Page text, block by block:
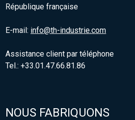
République française
E-mail: info@th-industrie.com
Assistance client par téléphone
Tel.: +33.01.47.66.81.86
NOUS FABRIQUONS